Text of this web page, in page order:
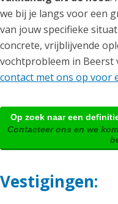
we bij je langs voor een
van jouw specifieke
concrete, vrijblijvende
vochtprobleem in Beerst
contact met ons op voor
Op zoek naar een
Contacteer ons en we
Vestigingen: